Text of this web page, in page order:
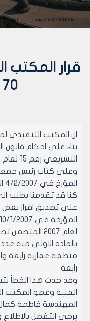
قرار المكتب
70 لعام 2007
ان المكتب التنفيذي
بناء على احكام قانون
التشريعي رقم 15 لعام 1971 ولائحته التنفيذية وتعديلاتهما
وعلى كتاب رئيس
المؤرخ في 4/2/2007 المتضمن:
كنا قد تقدمنا بطلب
على تصديق افراز بعض
لعام 2007
رابعة
وقد حدث هذا الخطأ
الفنية وعضو
المهندسة فاطمة
يرجى التفضل بالاطلاع